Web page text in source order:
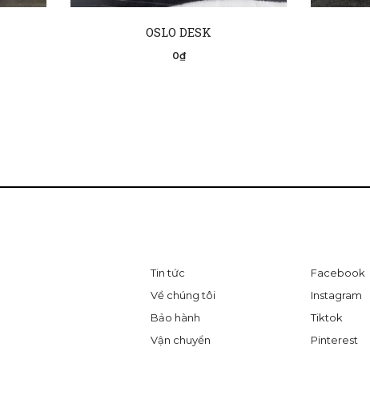
OSLO DESK
0₫
Tin tức
Về chúng tôi
Bảo hành
Vận chuyển
Facebook
Instagram
Tiktok
Pinterest